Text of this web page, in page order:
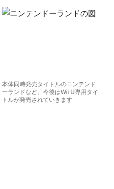
本体同時発売タイトルのニンテンド
ーランドなど、今後はWii U専用タイ
トルが発売されていきます